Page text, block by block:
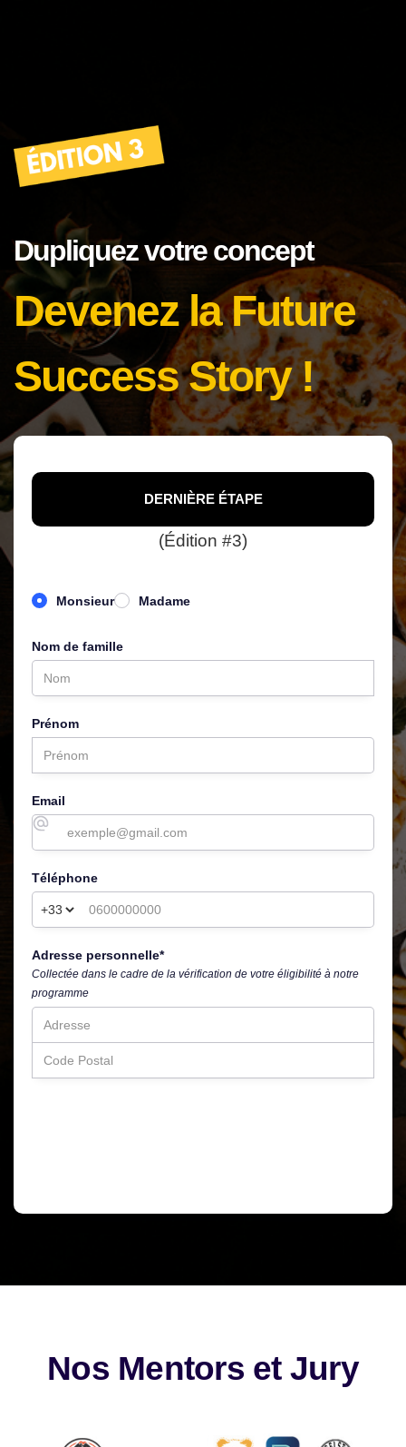
Dupliquez votre concept
Devenez la Future
Success Story !
S'INSCRIRE AU CONCOURS
(Édition #3)
Monsieur Madame
Nom de famille
Prénom
Email
Téléphone
Adresse personnelle*
Collectée dans le cadre de la vérification de votre éligibilité à notre
programme
DERNIÈRE ÉTAPE
Nos Mentors et Jury